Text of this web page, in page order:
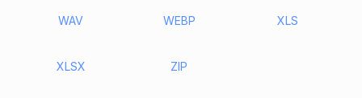
WAV WEBP XLS
XLSX ZIP